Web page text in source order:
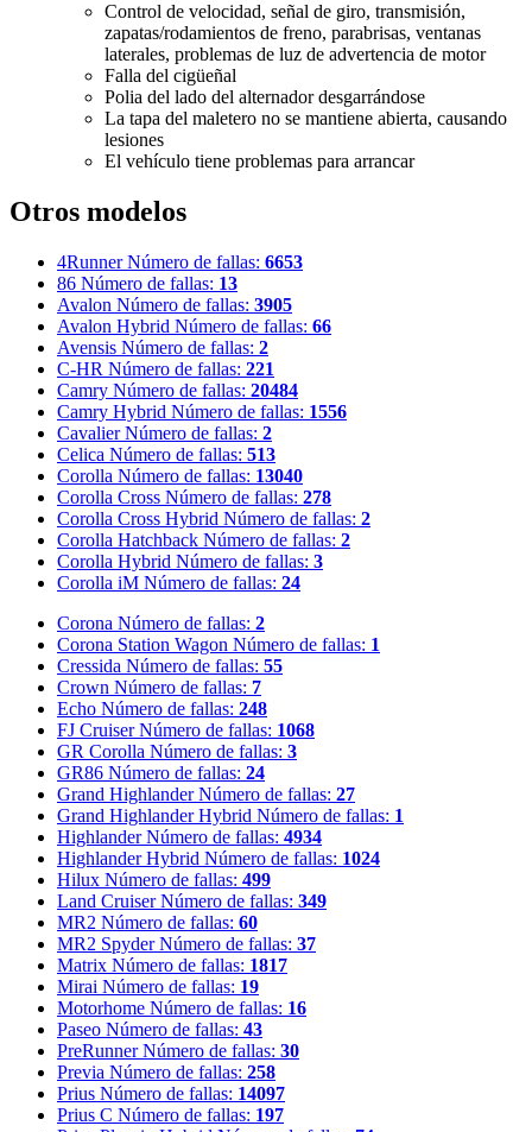
Control de velocidad, señal de giro, transmisión,
zapatas/rodamientos de freno, parabrisas, ventanas
laterales, problemas de luz de advertencia de motor
Falla del cigüeñal
Polia del lado del alternador desgarrándose
La tapa del maletero no se mantiene abierta, causando
lesiones
El vehículo tiene problemas para arrancar
Otros modelos
4Runner Número de fallas: 6653
86 Número de fallas: 13
Avalon Número de fallas: 3905
Avalon Hybrid Número de fallas: 66
Avensis Número de fallas: 2
C-HR Número de fallas: 221
Camry Número de fallas: 20484
Camry Hybrid Número de fallas: 1556
Cavalier Número de fallas: 2
Celica Número de fallas: 513
Corolla Número de fallas: 13040
Corolla Cross Número de fallas: 278
Corolla Cross Hybrid Número de fallas: 2
Corolla Hatchback Número de fallas: 2
Corolla Hybrid Número de fallas: 3
Corolla iM Número de fallas: 24
Corona Número de fallas: 2
Corona Station Wagon Número de fallas: 1
Cressida Número de fallas: 55
Crown Número de fallas: 7
Echo Número de fallas: 248
FJ Cruiser Número de fallas: 1068
GR Corolla Número de fallas: 3
GR86 Número de fallas: 24
Grand Highlander Número de fallas: 27
Grand Highlander Hybrid Número de fallas: 1
Highlander Número de fallas: 4934
Highlander Hybrid Número de fallas: 1024
Hilux Número de fallas: 499
Land Cruiser Número de fallas: 349
MR2 Número de fallas: 60
MR2 Spyder Número de fallas: 37
Matrix Número de fallas: 1817
Mirai Número de fallas: 19
Motorhome Número de fallas: 16
Paseo Número de fallas: 43
PreRunner Número de fallas: 30
Previa Número de fallas: 258
Prius Número de fallas: 14097
Prius C Número de fallas: 197